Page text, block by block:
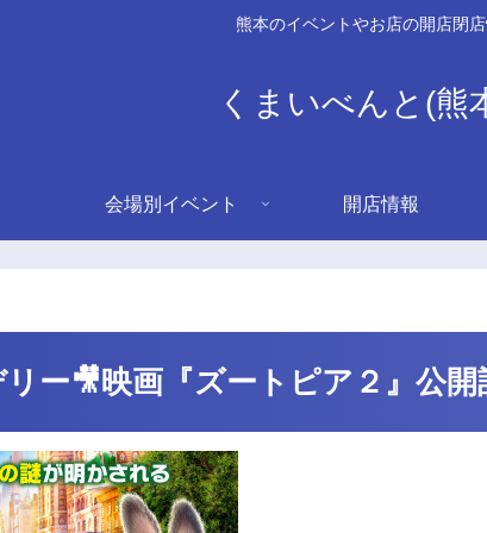
熊本のイベントやお店の開店閉
くまいべんと(熊
会場別イベント 開店情報
ー🎥映画『ズートピア２』公